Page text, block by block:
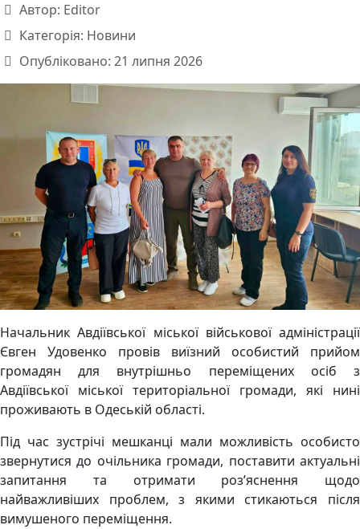
Автор: Editor
Категорія: Новини
Опубліковано: 21 липня 2026
Начальник Авдіївської міської військової адміністрації
Євген Удовенко провів виїзний особистий прийом
громадян для внутрішньо переміщених осіб з
Авдіївської міської територіальної громади, які нині
проживають в Одеській області.
Під час зустрічі мешканці мали можливість особисто
звернутися до очільника громади, поставити актуальні
запитання та отримати роз’яснення щодо
найважливіших проблем, з якими стикаються після
вимушеного переміщення.